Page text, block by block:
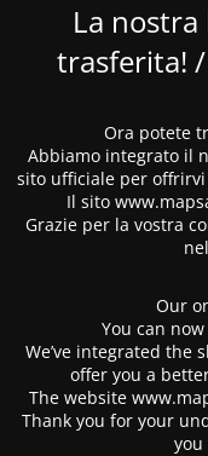
La
trasferita!
Ora potete
Abbiamo integrato il
sito ufficiale per offrirvi
Il sito
Grazie per la vostra
Our
You can
We’ve integrated the
offer you a
The website
Thank you for your
you